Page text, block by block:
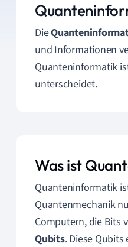
Die
und Informationen
Quanteninformatik
unterscheidet.
Was ist
Quanteninformatik
Quantenmechanik
Computern, die Bits
Qubits. Diese